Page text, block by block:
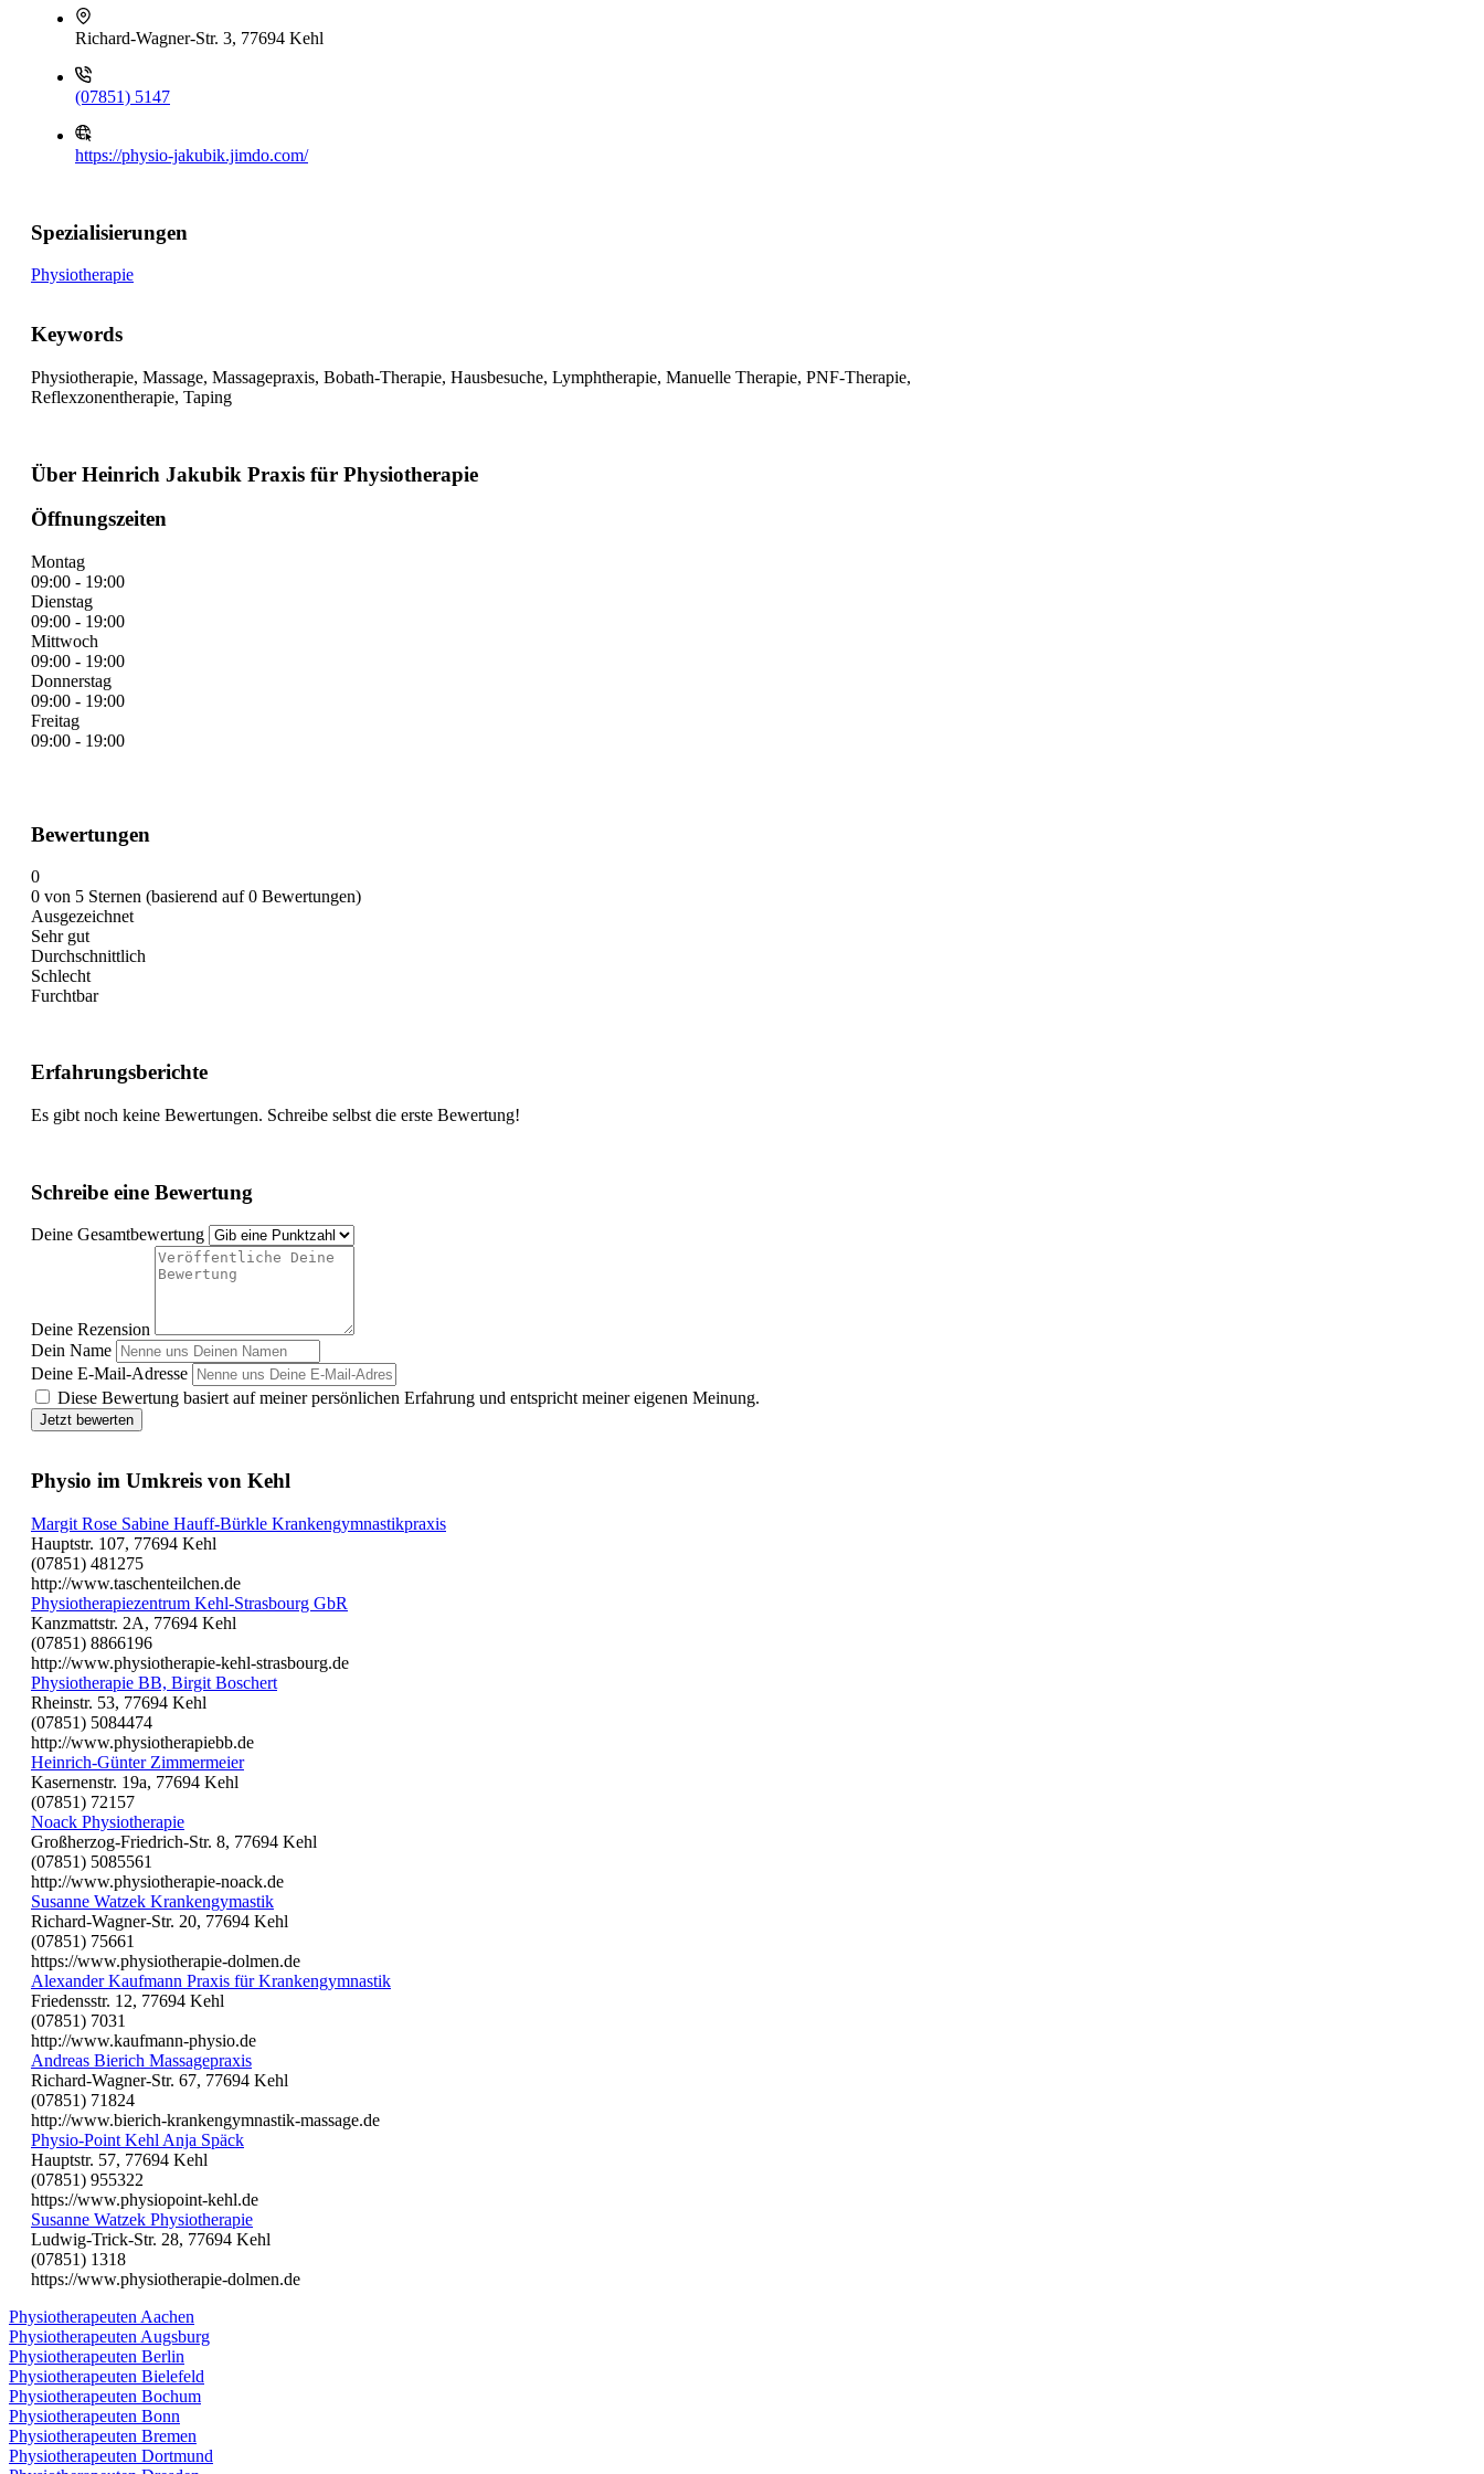
Richard-Wagner-Str. 3, 77694 Kehl
(07851) 5147
https://physio-jakubik.jimdo.com/
Spezialisierungen
Physiotherapie
Keywords
Physiotherapie, Massage, Massagepraxis, Bobath-Therapie, Hausbesuche, Lymphtherapie, Manuelle Therapie, PNF-Therapie,
Reflexzonentherapie, Taping
Über Heinrich Jakubik Praxis für Physiotherapie
Öffnungszeiten
Montag
09:00 - 19:00
Dienstag
09:00 - 19:00
Mittwoch
09:00 - 19:00
Donnerstag
09:00 - 19:00
Freitag
09:00 - 19:00
Bewertungen
0
0 von 5 Sternen (basierend auf 0 Bewertungen)
Ausgezeichnet
Sehr gut
Durchschnittlich
Schlecht
Furchtbar
Erfahrungsberichte
Es gibt noch keine Bewertungen. Schreibe selbst die erste Bewertung!
Schreibe eine Bewertung
Deine Gesamtbewertung
Deine Rezension
Dein Name
Deine E-Mail-Adresse
Diese Bewertung basiert auf meiner persönlichen Erfahrung und entspricht meiner eigenen Meinung.
Jetzt bewerten
Physio im Umkreis von Kehl
Margit Rose Sabine Hauff-Bürkle Krankengymnastikpraxis
Hauptstr. 107, 77694 Kehl
(07851) 481275
http://www.taschenteilchen.de
Physiotherapiezentrum Kehl-Strasbourg GbR
Kanzmattstr. 2A, 77694 Kehl
(07851) 8866196
http://www.physiotherapie-kehl-strasbourg.de
Physiotherapie BB, Birgit Boschert
Rheinstr. 53, 77694 Kehl
(07851) 5084474
http://www.physiotherapiebb.de
Heinrich-Günter Zimmermeier
Kasernenstr. 19a, 77694 Kehl
(07851) 72157
Noack Physiotherapie
Großherzog-Friedrich-Str. 8, 77694 Kehl
(07851) 5085561
http://www.physiotherapie-noack.de
Susanne Watzek Krankengymastik
Richard-Wagner-Str. 20, 77694 Kehl
(07851) 75661
https://www.physiotherapie-dolmen.de
Alexander Kaufmann Praxis für Krankengymnastik
Friedensstr. 12, 77694 Kehl
(07851) 7031
http://www.kaufmann-physio.de
Andreas Bierich Massagepraxis
Richard-Wagner-Str. 67, 77694 Kehl
(07851) 71824
http://www.bierich-krankengymnastik-massage.de
Physio-Point Kehl Anja Späck
Hauptstr. 57, 77694 Kehl
(07851) 955322
https://www.physiopoint-kehl.de
Susanne Watzek Physiotherapie
Ludwig-Trick-Str. 28, 77694 Kehl
(07851) 1318
https://www.physiotherapie-dolmen.de
Physiotherapeuten Aachen
Physiotherapeuten Augsburg
Physiotherapeuten Berlin
Physiotherapeuten Bielefeld
Physiotherapeuten Bochum
Physiotherapeuten Bonn
Physiotherapeuten Bremen
Physiotherapeuten Dortmund